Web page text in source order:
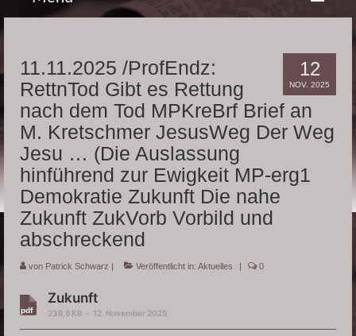
Lehre
Fragen
Wiki
Über mich
12
NOV. 2025
11.11.2025 /ProfEndz:
RettnTod Gibt es Rettung
nach dem Tod MPKreBrf Brief an
M. Kretschmer JesusWeg Der Weg
Jesu … (Die Auslassung
hinführend zur Ewigkeit MP-erg1
Demokratie Zukunft Die nahe
Zukunft ZukVorb Vorbild und
abschreckend
von Patrick Schwarz | Veröffentlicht in: Aktuelles | 0
Zukunft
238,8 KB 12. November 2025